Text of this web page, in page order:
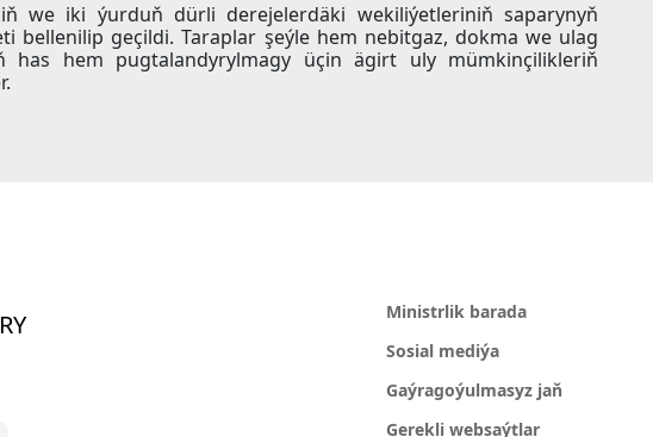
we iki ýurduň dürli derejelerdäki wekiliýetleriniň saparynyň
bellenilip geçildi. Taraplar şeýle hem nebitgaz, dokma we ulag
has hem pugtalandyrylmagy üçin ägirt uly mümkinçilikleriň
Ministrlik barada
Sosial mediýa
Gaýragoýulmasyz jaň
Gerekli websaýtlar